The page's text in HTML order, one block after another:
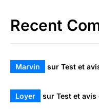
Recent
Marvin sur Test et
Loyer sur Test et avis